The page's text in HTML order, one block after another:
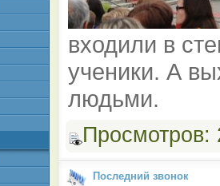
входили в
ученики. А
людьми.
Последний звонок